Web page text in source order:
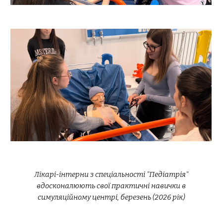
Лікарі-інтерни з спеціальності "Педіатрія"
вдосконалюють свої практичні навички в
симуляційному центрі, березень (2026 рік)